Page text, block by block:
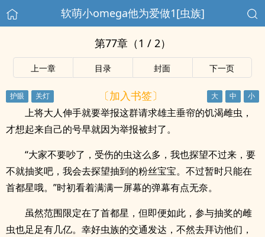
软萌小omega他为爱做1[虫族]
第77章（1 / 2）
上一章 目录 封面 下一页
〔加入书签〕
上将大人伸手就要举报这群请求雄主垂帘的饥渴雌虫，
才想起来自己的号早就因为举报被封了。
“大家不要吵了，受伤的虫这么多，我也探望不过来，要
不就抽奖吧，我会去探望抽到的粉丝宝宝。不过暂时只能在
首都星哦。”时初看着满满一屏幕的弹幕有点无奈。
虽然范围限定在了首都星，但即便如此，参与抽奖的雌
虫也足足有几亿。幸好虫族的交通发达，不然去拜访他们，